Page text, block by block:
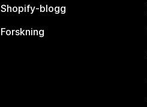
Shopify-blogg
Forskning